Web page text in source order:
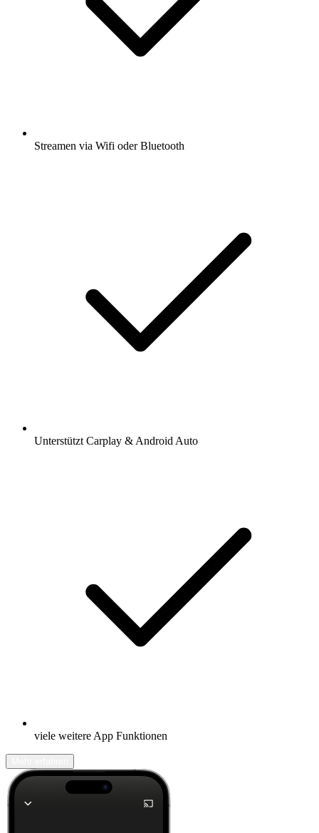
Streamen via Wifi oder Bluetooth
Unterstützt Carplay & Android Auto
viele weitere App Funktionen